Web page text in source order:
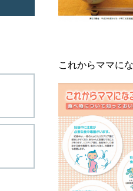
これからママに